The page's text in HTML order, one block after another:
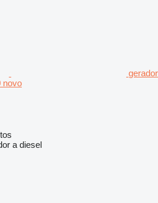
gerador
novo
a diesel